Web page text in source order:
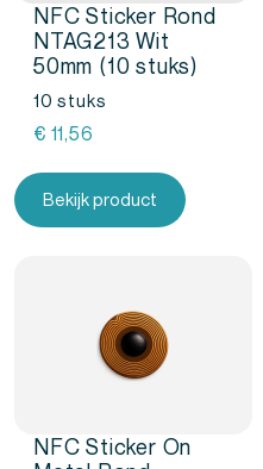
NFC Sticker Rond
NTAG213 Wit
50mm (10 stuks)
10 stuks
€ 11,56
Bekijk product
NFC Sticker On